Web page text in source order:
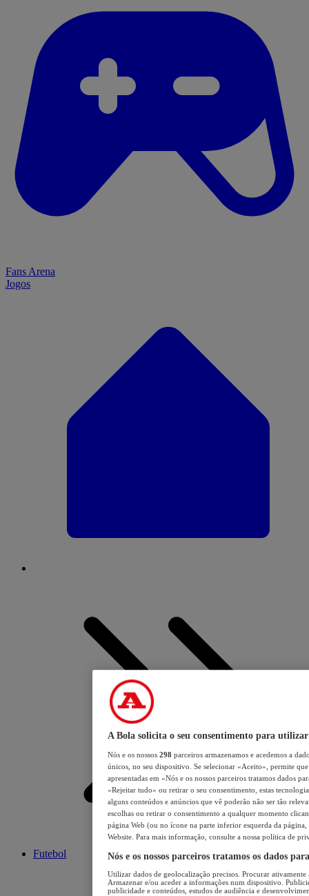
Fans Arena
Jogos
Futebol
A Bola solicita o seu consentimento para utilizar
Nós e os nossos 298 parceiros armazenamos e acedemos a
únicos, no seu dispositivo. Se selecionar «Aceito», permite
apresentadas em «Nós e os nossos parceiros tratamos dados
«Rejeitar tudo» ou retirar o seu consentimento, estas
alguns conteúdos e anúncios que vê poderão não ser tão
escolhas ou retirar o consentimento a qualquer momento
página Web (ou no ícone na parte inferior esquerda da página,
Website. Para mais informação, consulte a nossa política de
Nós e os nossos parceiros tratamos os dados
Utilizar dados de geolocalização precisos. Procurar
Armazenar e/ou aceder a informações num dispositivo.
publicidade e conteúdos, estudos de audiência e